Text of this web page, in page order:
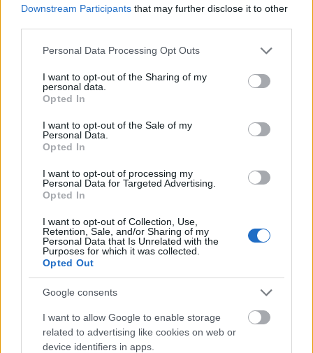
Downstream Participants that may further disclose it to other
Please note that this website/app uses one or more Google
not limited to your visit or usage behaviour. You may click to
grant or deny consent to Google and its third-party tags to
use your data for below specified purposes in below Google
consent section.
Personal Data Processing Opt Outs
I want to opt-out of the Sharing of my
personal data.
Opted In
I want to opt-out of the Sale of my
Personal Data.
Opted In
I want to opt-out of processing my
Personal Data for Targeted Advertising.
Opted In
I want to opt-out of Collection, Use,
Retention, Sale, and/or Sharing of my
Personal Data that Is Unrelated with the
Purposes for which it was collected.
Opted Out
Google consents
I want to allow Google to enable storage
related to advertising like cookies on web or
device identifiers in apps.
ΕΥΚΟΛΑ είτεπιστοποίηση γνώσης ηλεκτρονικού
υπολογιστήείτεΠιστοποίηση της
Αγγλικής Γλώσσαςαναγνωρισμένη
οργανισμός GoLearn
Τα Πλεονεκτήματα της πιο εύκολης στην
Ελλάδαonline Πιστοποίησης Αγγλικών του
GoLearn
ΜΟΝΟ 2 ημέρες
Κοστίζει μόνο 95 ευρώ
Δεν χρειάζεται να δώσετε τηλεξέταση σε
Έκθεση και Προφορικά -Δίνετε ΜΟΝΟ σε
Reading - Listening